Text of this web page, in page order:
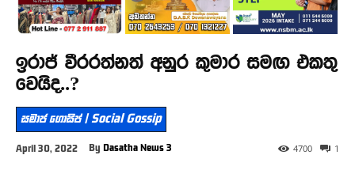
ඉරාජ් වීරරත්නත් අනුර කුමාර සමඟ එකතු
වෙයිද..?
සමාජ ගොසිප් | Social Gossip
April 30, 2022 By Dasatha News 3 1
4700